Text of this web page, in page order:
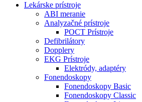
Lekárske prístroje
ABI meranie
Analyzačné prístroje
POCT Prístroje
Defibrilátory
Dopplery
EKG Prístroje
Elektródy, adaptéry
Fonendoskopy
Fonendoskopy Basic
Fonendoskopy Classic